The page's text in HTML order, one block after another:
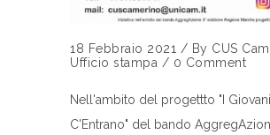
18 Febbraio 2021 / By CUS
Ufficio stampa / 0 Comment
Nell'ambito del progettto "I Giovani
C'Entrano" del bando